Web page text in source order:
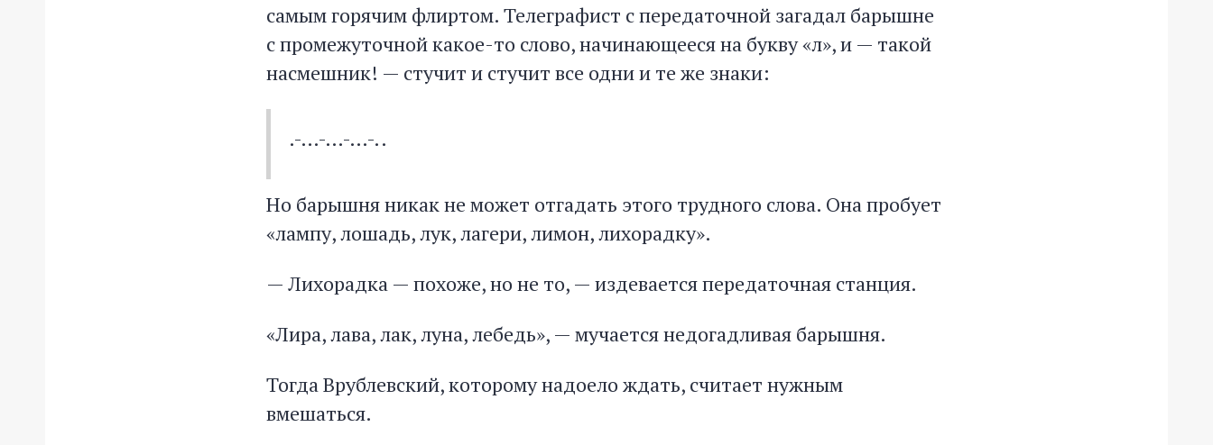
самым горячим флиртом. Телеграфист с передаточной загадал барышне
с промежуточной какое-то слово, начинающееся на букву «л», и — такой
насмешник! — стучит и стучит все одни и те же знаки:
.-…-…-…-..
Но барышня никак не может отгадать этого трудного слова. Она пробует
«лампу, лошадь, лук, лагери, лимон, лихорадку».
— Лихорадка — похоже, но не то, — издевается передаточная станция.
«Лира, лава, лак, луна, лебедь», — мучается недогадливая барышня.
Тогда Врублевский, которому надоело ждать, считает нужным
вмешаться.